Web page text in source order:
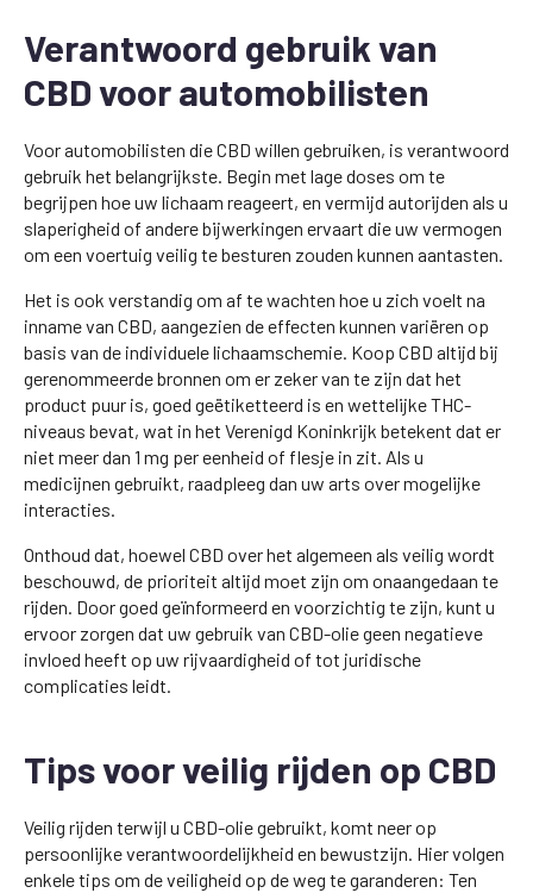
Verantwoord gebruik van
CBD voor automobilisten
Voor automobilisten die CBD willen gebruiken, is verantwoord
gebruik het belangrijkste. Begin met lage doses om te
begrijpen hoe uw lichaam reageert, en vermijd autorijden als u
slaperigheid of andere bijwerkingen ervaart die uw vermogen
om een voertuig veilig te besturen zouden kunnen aantasten.
Het is ook verstandig om af te wachten hoe u zich voelt na
inname van CBD, aangezien de effecten kunnen variëren op
basis van de individuele lichaamschemie. Koop CBD altijd bij
gerenommeerde bronnen om er zeker van te zijn dat het
product puur is, goed geëtiketteerd is en wettelijke THC-
niveaus bevat, wat in het Verenigd Koninkrijk betekent dat er
niet meer dan 1 mg per eenheid of flesje in zit. Als u
medicijnen gebruikt, raadpleeg dan uw arts over mogelijke
interacties.
Onthoud dat, hoewel CBD over het algemeen als veilig wordt
beschouwd, de prioriteit altijd moet zijn om onaangedaan te
rijden. Door goed geïnformeerd en voorzichtig te zijn, kunt u
ervoor zorgen dat uw gebruik van CBD-olie geen negatieve
invloed heeft op uw rijvaardigheid of tot juridische
complicaties leidt.
Tips voor veilig rijden op CBD
Veilig rijden terwijl u CBD-olie gebruikt, komt neer op
persoonlijke verantwoordelijkheid en bewustzijn. Hier volgen
enkele tips om de veiligheid op de weg te garanderen: Ten